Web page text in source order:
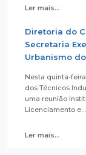
Ler mais...
Diretoria do
Secretaria
Urbanismo
Nesta quinta-
dos Técnicos
uma reunião
Licenciamento e…
Ler mais...